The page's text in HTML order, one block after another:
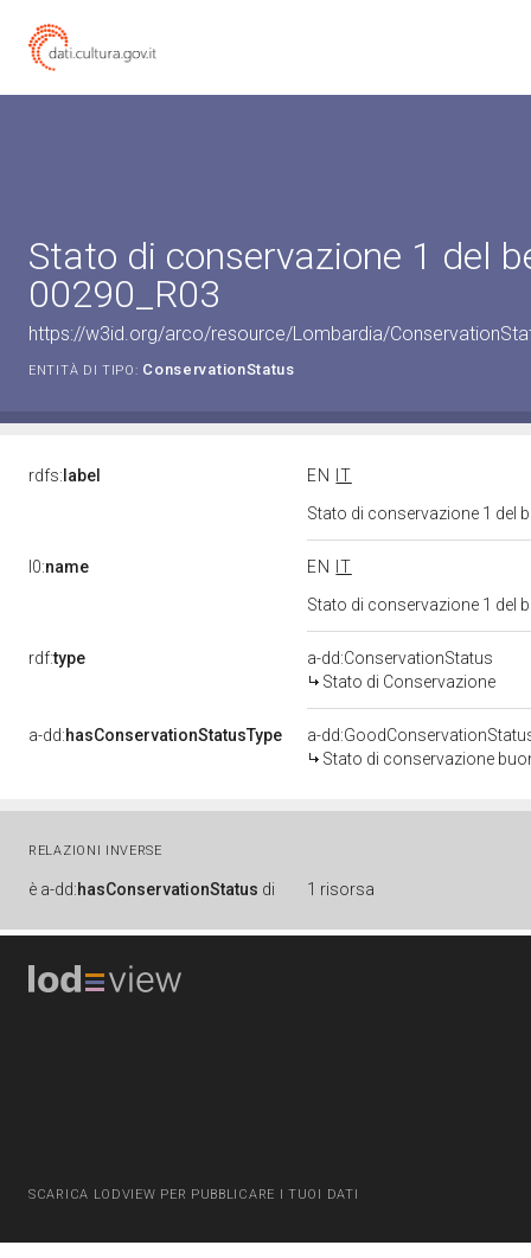
Stato di conservazione 1 del
00290_R03
https://w3id.org/arco/resource/Lombardia/
ENTITÀ DI TIPO: ConservationStatus
rdfs: label EN
IT
Stato di conservazione 1 del
l0:name EN
IT
Stato di conservazione 1 del
rdf:type
a-dd:ConservationStatus
Stato di Conservazione
a-dd:hasConservationStatusType
a-
Stato di conservazione
RELAZIONI INVERSE
è a-dd:hasConservationStatus di 1 risorsa
SCARICA LODVIEW PER PUBBLICARE I TUOI DATI